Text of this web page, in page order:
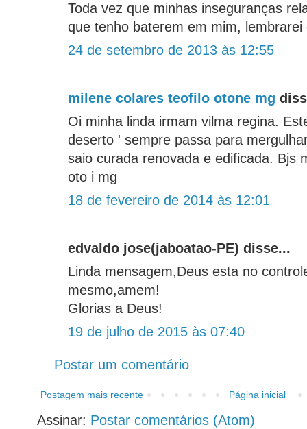
Toda vez que minhas inseguranças
que tenho baterem em mim, lembrarei
24 de setembro de 2013 às 12:55
milene colares teofilo otone mg
Oi minha linda irmam vilma regina.
deserto ' sempre passa para
saio curada renovada e edificada. Bjs
oto i mg
18 de fevereiro de 2014 às 12:01
edvaldo jose(jaboatao-PE) disse...
Linda mensagem,Deus esta no
mesmo,amem!
Glorias a Deus!
19 de julho de 2015 às 07:40
Postar um comentário
Postagem mais recente Página inicial
Assinar: Postar comentários (Atom)